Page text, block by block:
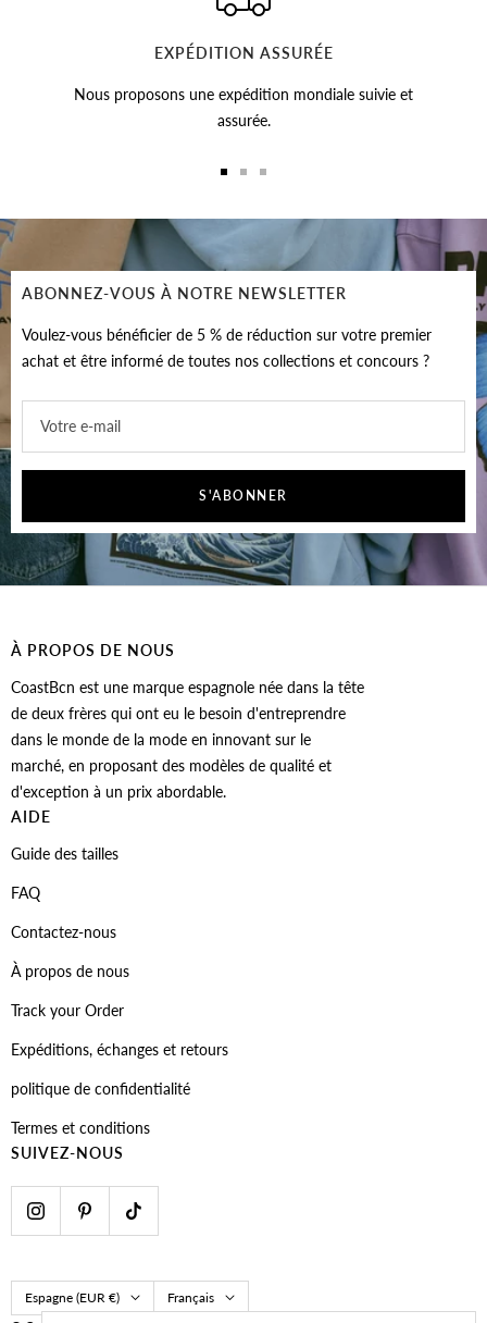
EXPÉDITION ASSURÉE
Nous proposons une expédition mondiale suivie et
assurée.
1
ABONNEZ-VOUS À NOTRE NEWSLETTER
Voulez-vous bénéficier de 5 % de réduction sur votre premier
achat et être informé de toutes nos collections et concours ?
Votre e-mail
S'ABONNER
À PROPOS DE NOUS
CoastBcn est une marque espagnole née dans la tête
de deux frères qui ont eu le besoin d'entreprendre
dans le monde de la mode en innovant sur le
marché, en proposant des modèles de qualité et
d'exception à un prix abordable.
AIDE
Guide des tailles
FAQ
Contactez-nous
À propos de nous
Track your Order
Expéditions, échanges et retours
politique de confidentialité
Termes et conditions
SUIVEZ-NOUS
Pays/région
Espagne (EUR €) Langue
Français